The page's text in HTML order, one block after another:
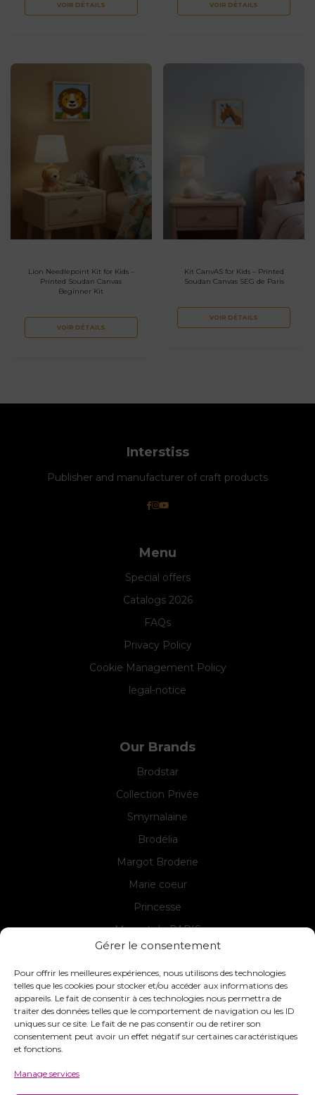
Gérer le consentement
Pour offrir les meilleures expériences, nous utilisons des technologies
telles que les cookies pour stocker et/ou accéder aux informations des
appareils. Le fait de consentir à ces technologies nous permettra de
traiter des données telles que le comportement de navigation ou les ID
uniques sur ce site. Le fait de ne pas consentir ou de retirer son
consentement peut avoir un effet négatif sur certaines caractéristiques
et fonctions.
Manage services
VOIR DÉTAILS VOIR DÉTAILS
Lion Needlepoint Kit for Kids –
Printed Soudan Canvas
Beginner Kit
VOIR DÉTAILS
Kit CanvAS for Kids – Printed
Soudan Canvas SEG de Paris
VOIR DÉTAILS
Interstiss
Publisher and manufacturer of craft products
Menu
Special offers
Catalogs 2026
FAQs
Privacy Policy
Cookie Management Policy
legal-notice
Our Brands
Brodstar
Collection Privée
Smyrnalaine
Brodélia
Margot Broderie
Marie coeur
Princesse
Margot de PARIS
Seg de PARIS
Contact
INTERSTISS